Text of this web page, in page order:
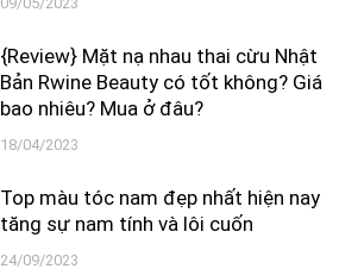
{Review} Mặt nạ nhau thai cừu Nhật
Bản Rwine Beauty có tốt không? Giá
bao nhiêu? Mua ở đâu?
18/04/2023
Top màu tóc nam đẹp nhất hiện nay
tăng sự nam tính và lôi cuốn
24/09/2023